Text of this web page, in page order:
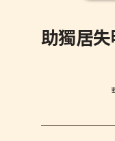
助獨居